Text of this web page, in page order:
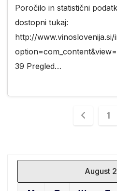
Poročilo in statistični
dostopni tukaj:
http://www.vinoslovenija.si/
39 Pregled…
Posts
1
August